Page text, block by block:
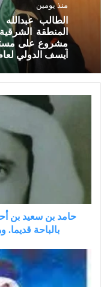
منذ يومين
الطالب
المنطقة
آيسف الدولي لعام
الدميني
الجوازات
والجنسيةحامد بن سعيد بن
بالباحة
د.سعيد